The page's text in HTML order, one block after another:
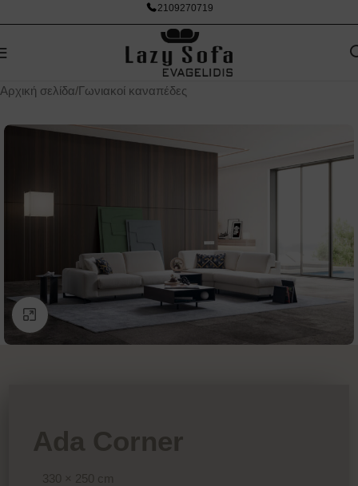
2109270719
Αρχική σελίδα/Γωνιακοί καναπέδες
Ada Corner
330 × 250 cm
Κάντε κλικ για μεγέθυνση